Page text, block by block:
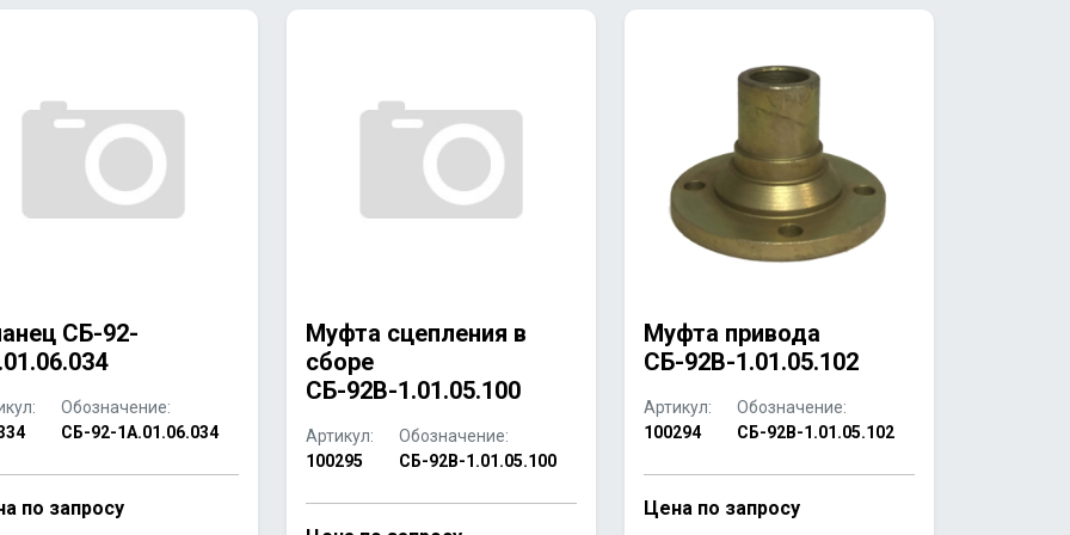
СБ-92-
Обозначение:
СБ-92-1А.01.06.034
по запросу
Муфта сцепления в
сборе
СБ-92В-1.01.05.100
Артикул:
100295
Обозначение:
СБ-92В-1.01.05.100
Муфта привода
СБ-92В-1.01.05.102
Артикул:
100294
Обозначение:
СБ-92В-1.01.05.102
Цена по запросу